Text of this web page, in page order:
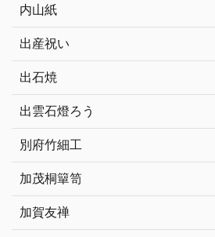
内山紙
出産祝い
出石焼
出雲石燈ろう
別府竹細工
加茂桐簞笥
加賀友禅